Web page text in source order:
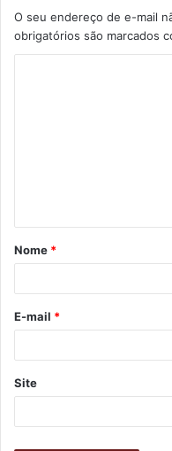
O seu endereço de e-mail
obrigatórios são marcados
Nome *
E-mail *
Site